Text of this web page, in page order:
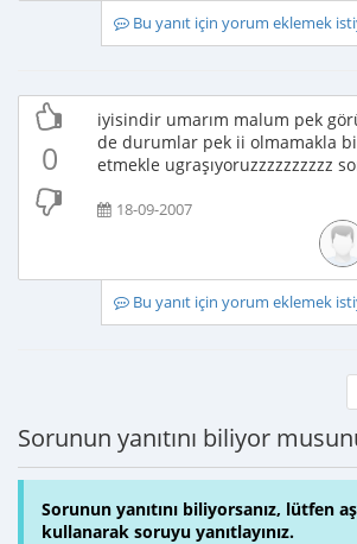
Bu yanıt için yorum eklemek
0
iyisindir umarım malum pek
de durumlar pek ii olmamakla
etmekle ugraşıyoruzzzzzzzzzz
18-09-2007
Bu yanıt için yorum eklemek
Sorunun yanıtını biliyor
Sorunun yanıtını biliyorsanız, lütfen
kullanarak soruyu yanıtlayınız.